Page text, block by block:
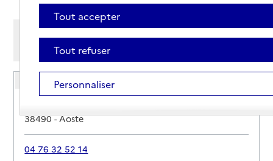
Afficher les résultats par:
Mode liste
Mode carte
Résidence autonomie Les Volubilis
38490-Aoste
04 76 32 52 14
Tout accepter
Tout refuser
Personnaliser